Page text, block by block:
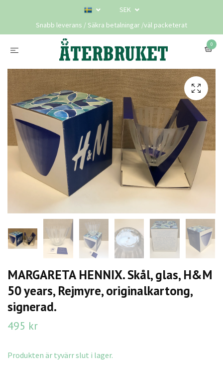
SEK
Snabb leverans / Säkra betalningar /väl packeterat
0
MARGARETA HENNIX. Skål, glas, H&M
50 years, Rejmyre, originalkartong,
signerad.
495 kr
Produkten är tyvärr slut i lager.